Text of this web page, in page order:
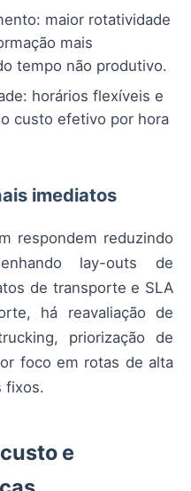
maior rotatividade
mais
tempo não produtivo.
horários flexíveis e
custo efetivo por hora
imediatos
respondem reduzindo
lay-outs de
de transporte e SLA
há reavaliação de
priorização de
foco em rotas de alta
fixos.
e